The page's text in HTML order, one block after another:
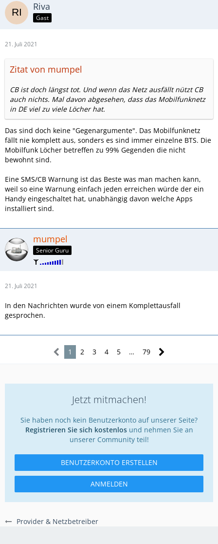
Provider & Netzbetreiber
Riva
Gast
21. Juli 2021
Zitat von mumpel
CB ist doch längst tot. Und wenn das Netz ausfällt nützt CB
auch nichts. Mal davon abgesehen, dass das Mobilfunknetz
in DE viel zu viele Löcher hat.
Das sind doch keine "Gegenargumente". Das Mobilfunknetz
fällt nie komplett aus, sonders es sind immer einzelne BTS. Die
Mobilfunk Löcher betreffen zu 99% Gegenden die nicht
bewohnt sind.
Eine SMS/CB Warnung ist das Beste was man machen kann,
weil so eine Warnung einfach jeden erreichen würde der ein
Handy eingeschaltet hat, unabhängig davon welche Apps
installiert sind.
mumpel
Senior Guru
21. Juli 2021
In den Nachrichten wurde von einem Komplettausfall
gesprochen.
1 2 3 4 5 … 79
Jetzt mitmachen!
Sie haben noch kein Benutzerkonto auf unserer Seite?
Registrieren Sie sich kostenlosund nehmen Sie an
unserer Community teil!
BENUTZERKONTO ERSTELLEN
ANMELDEN